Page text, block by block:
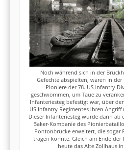
Noch während sich in der
Gefechte abspielten, waren in der
Pioniere der 78. US Infantry
geschwommen, um Taue zu
Infanteriesteg befestigt war, über
US Infantry Regimentes ihren
Dieser Infanteriesteg wurde dann ab
Baker-Kompanie des
Pontonbrücke erweitert, die sogar
tragen konnte. Gleich am Ende
heute das Alte Zollhaus